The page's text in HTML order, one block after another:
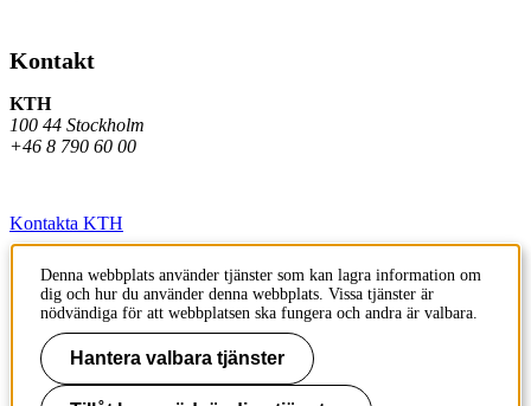
Kontakt
KTH
100 44 Stockholm
+46 8 790 60 00
Kontakta KTH
Jobba på KTH
Press och media
Faktura och betalning KTH
Denna webbplats använder tjänster som kan lagra information om
dig och hur du använder denna webbplats. Vissa tjänster är
nödvändiga för att webbplatsen ska fungera och andra är valbara.
Hantera valbara tjänster